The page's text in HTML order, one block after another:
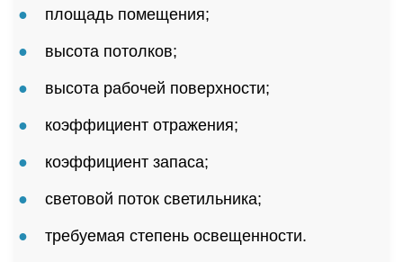
площадь помещения;
высота потолков;
высота рабочей поверхности;
коэффициент отражения;
коэффициент запаса;
световой поток светильника;
требуемая степень освещенности.